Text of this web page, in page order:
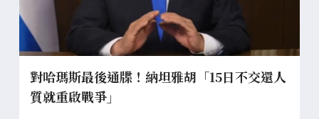
對哈瑪斯最後通牒！納坦雅胡「15日不交還人
質就重啟戰爭」